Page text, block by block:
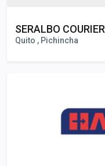
SERALBO COURIER
Quito , Pichincha